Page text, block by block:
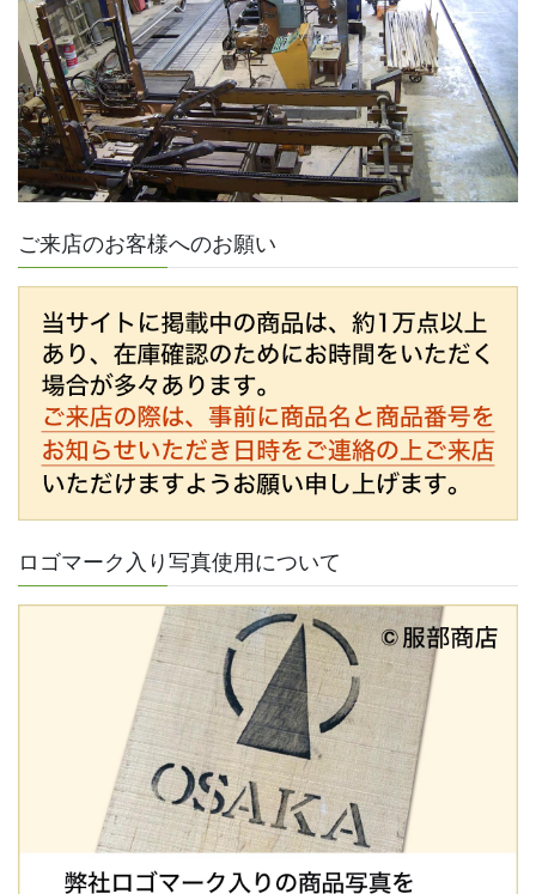
ご来店のお客様へのお願い
ロゴマーク入り写真使用について